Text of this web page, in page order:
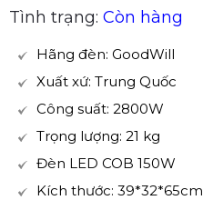
Tình trạng: Còn hàng
Hãng đèn: GoodWill
Xuất xứ: Trung Quốc
Công suất: 2800W
Trọng lượng: 21 kg
Đèn LED COB 150W
Kích thước: 39*32*65cm